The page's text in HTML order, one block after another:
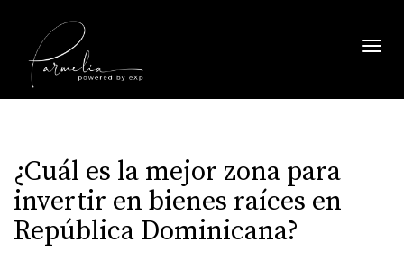
¿Cuál es la mejor zona para
invertir en bienes raíces en
República Dominicana?